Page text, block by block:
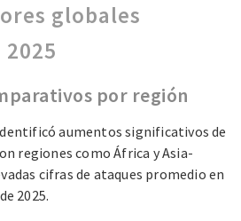
globales
por región
aumentos significativos de
regiones como África y Asia-
cifras de ataques promedio en
2025.